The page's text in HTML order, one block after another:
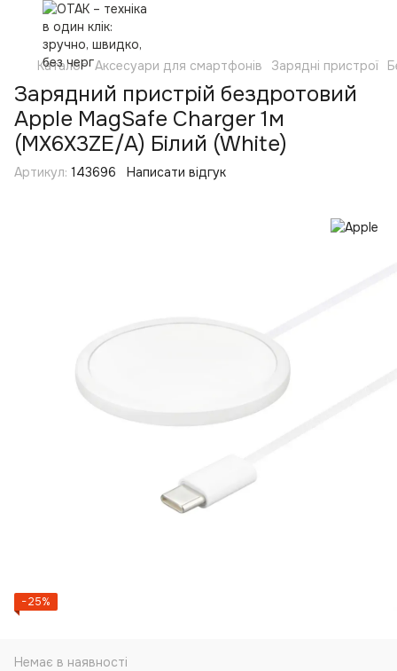
Каталог Аксесуари для смартфонів Зарядні пристрої
Зарядний пристрій бездротовий
Apple MagSafe Charger 1м
(MX6X3ZE/A) Білий (White)
Артикул: 143696 Написати відгук
−25%
Немає в наявності